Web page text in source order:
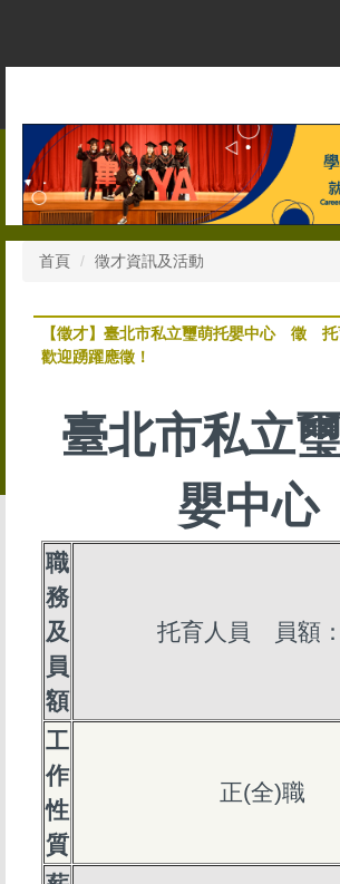
首頁 徵才資訊及活動
【徵才】臺北市私立璽萌托嬰中心 徵 托
歡迎踴躍應徵！
臺北市私立
嬰中心
職
務
及
員
額
托育人員 員額
工
作
性
質
正(全)職